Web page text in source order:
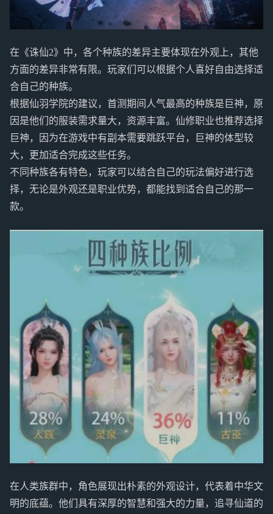
在《诛仙2》中，各个种族的差异主要体现在外观上，其他
方面的差异非常有限。玩家们可以根据个人喜好自由选择适
合自己的种族。
根据仙羽学院的建议，首测期间人气最高的种族是巨神，原
因是他们的服装需求量大，资源丰富。仙修职业也推荐选择
巨神，因为在游戏中有副本需要跳跃平台，巨神的体型较
大，更加适合完成这些任务。
不同种族各有特色，玩家可以结合自己的玩法偏好进行选
择，无论是外观还是职业优势，都能找到适合自己的那一
款。
在人类族群中，角色展现出朴素的外观设计，代表着中华文
明的底蕴。他们具有深厚的智慧和强大的力量，追寻仙道的